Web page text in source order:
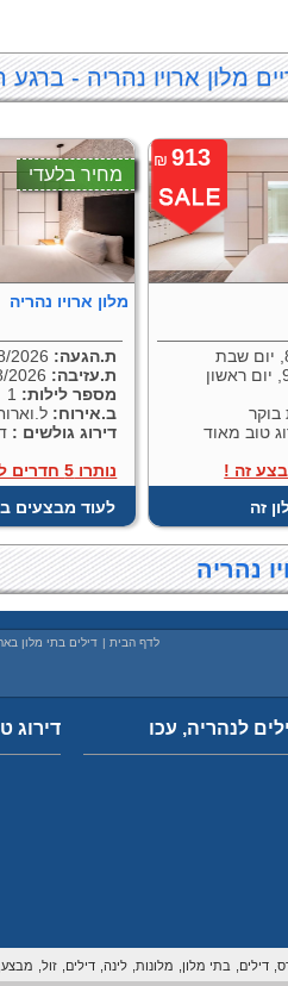
מלון ארויו נהריה - ברגע
913
₪
בוקר
טוב מאוד
זה
מחיר בלעדי
מלון ארויו נהריה
ת.הגעה:
ת.עזיבה: 9/8/2026,
מספר לילות:
ב.אירוח:
דירוג גולשים :
נותרו 5 חדרים למבצע זה !
לעוד מבצעים
נהריה
לדף הבית | דילים בתי מלון
לנהריה, עכו דירוג טוב / 3
דילים, בתי מלון, מלונות, לינה, דילים, זול, מבצע,